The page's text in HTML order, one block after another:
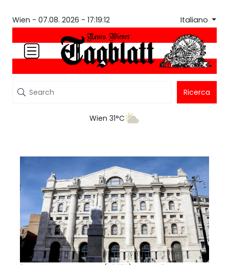
Wien - 07.08. 2026 - 17:19:12 Italiano
Ricerca
Wien 31°C